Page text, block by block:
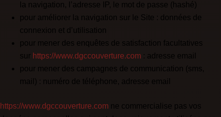
la navigation, l’adresse IP, le mot de passe (hashé)
pour améliorer la navigation sur le Site : données de
connexion et d’utilisation
pour mener des enquêtes de satisfaction facultatives
sur https://www.dgccouverture.com : adresse email
pour mener des campagnes de communication (sms,
mail) : numéro de téléphone, adresse email
https://www.dgccouverture.com ne commercialise pas vos